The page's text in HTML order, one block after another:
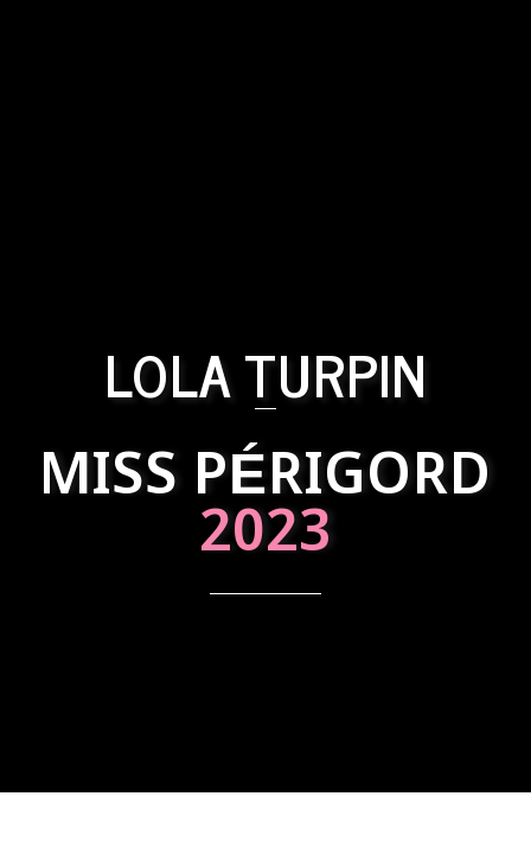
LOLA TURPIN
MISS PÉRIGORD
2023